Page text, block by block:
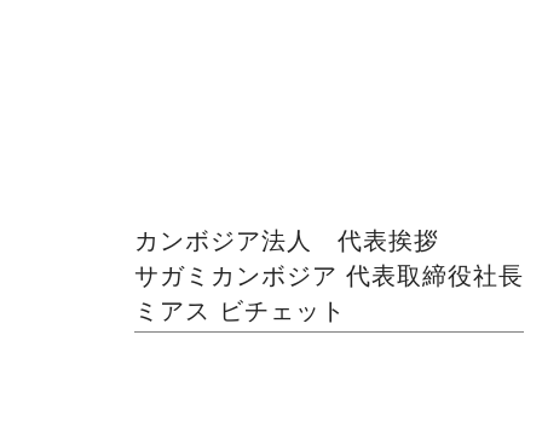
カンボジア法人 代表挨拶
サガミカンボジア 代表取締役社長
ミアス ビチェット